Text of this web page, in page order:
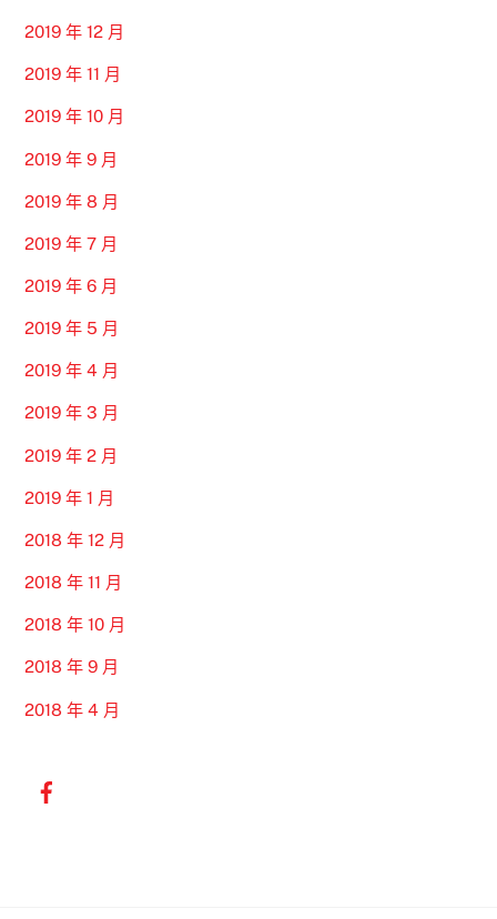
2019 年 12 月
2019 年 11 月
2019 年 10 月
2019 年 9 月
2019 年 8 月
2019 年 7 月
2019 年 6 月
2019 年 5 月
2019 年 4 月
2019 年 3 月
2019 年 2 月
2019 年 1 月
2018 年 12 月
2018 年 11 月
2018 年 10 月
2018 年 9 月
2018 年 4 月